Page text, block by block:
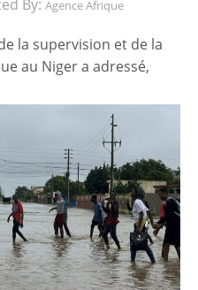
By: Agence Afrique
la supervision et de la
au Niger a adressé,